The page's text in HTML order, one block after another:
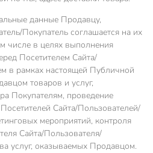
данные Продавцу,
Покупатель соглашается на их
числе в целях выполнения
Посетителем Сайта/
в рамках настоящей Публичной
товаров и услуг,
Покупателям, проведение
Сайта/Пользователей/
мероприятий, контроля
Сайта/Пользователя/
услуг, оказываемых Продавцом.